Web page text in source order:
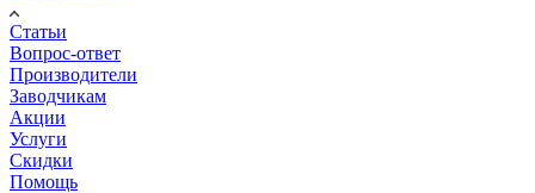
Статьи
Вопрос-ответ
Производители
Заводчикам
Акции
Услуги
Скидки
Помощь